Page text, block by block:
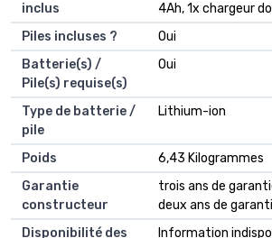
inclus
4Ah, 1x chargeur
Piles incluses ?
‎Oui
Batterie(s) /
Pile(s) requise(s)
‎Oui
Type de batterie /
pile
‎Lithium-ion
Poids
‎6,43 Kilogrammes
Garantie
constructeur
‎trois ans de
deux ans de
Disponibilité des
‎Information